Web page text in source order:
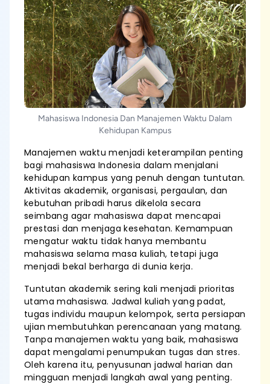
Mahasiswa Indonesia Dan Manajemen Waktu Dalam
Kehidupan Kampus
Manajemen waktu menjadi keterampilan penting
bagi mahasiswa Indonesia dalam menjalani
kehidupan kampus yang penuh dengan tuntutan.
Aktivitas akademik, organisasi, pergaulan, dan
kebutuhan pribadi harus dikelola secara
seimbang agar mahasiswa dapat mencapai
prestasi dan menjaga kesehatan. Kemampuan
mengatur waktu tidak hanya membantu
mahasiswa selama masa kuliah, tetapi juga
menjadi bekal berharga di dunia kerja.
Tuntutan akademik sering kali menjadi prioritas
utama mahasiswa. Jadwal kuliah yang padat,
tugas individu maupun kelompok, serta persiapan
ujian membutuhkan perencanaan yang matang.
Tanpa manajemen waktu yang baik, mahasiswa
dapat mengalami penumpukan tugas dan stres.
Oleh karena itu, penyusunan jadwal harian dan
mingguan menjadi langkah awal yang penting.